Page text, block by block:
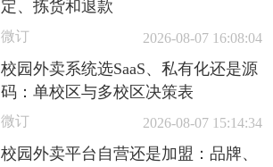
定、拣货和退款
微订 2026-08-07 16:08:04
校园外卖系统选SaaS、私有化还是源
码：单校区与多校区决策表
微订 2026-08-07 15:14:34
校园外卖平台自营还是加盟：品牌、